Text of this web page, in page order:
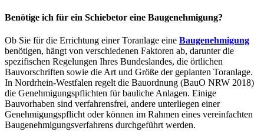
Benötige ich für ein Schiebetor eine Baugenehmigung?
Ob Sie für die Errichtung einer Toranlage eine Baugenehmigung
benötigen, hängt von verschiedenen Faktoren ab, darunter die
spezifischen Regelungen Ihres Bundeslandes, die örtlichen
Bauvorschriften sowie die Art und Größe der geplanten Toranlage.
In Nordrhein-Westfalen regelt die Bauordnung (BauO NRW 2018)
die Genehmigungspflichten für bauliche Anlagen. Einige
Bauvorhaben sind verfahrensfrei, andere unterliegen einer
Genehmigungspflicht oder können im Rahmen eines vereinfachten
Baugenehmigungsverfahrens durchgeführt werden.